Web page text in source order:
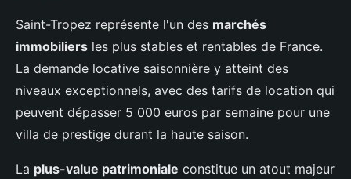
Saint-Tropez représente l'un des marchés
immobiliers les plus stables et rentables de France.
La demande locative saisonnière y atteint des
niveaux exceptionnels, avec des tarifs de location qui
peuvent dépasser 5 000 euros par semaine pour une
villa de prestige durant la haute saison.
La plus-value patrimoniale constitue un atout majeur